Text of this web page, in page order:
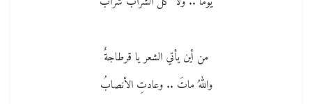
من أين يأتي الشعر يا قرطاجةٌ
واللهُ ماتَ .. وعادتِ الأنصابُ